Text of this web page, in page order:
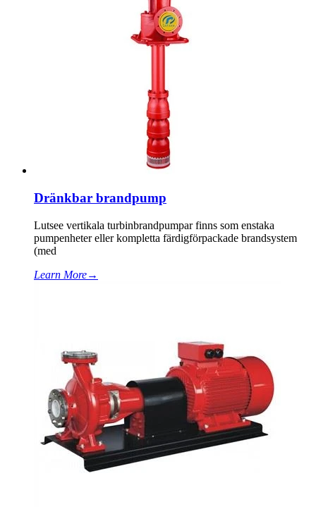
Dränkbar brandpump
Lutsee vertikala turbinbrandpumpar finns som enstaka
pumpenheter eller kompletta färdigförpackade brandsystem
(med
Learn More→